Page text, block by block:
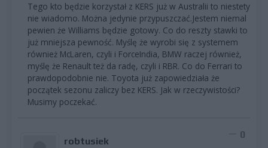
Tego kto będzie korzystał z KERS już w Australii to niestety
nie wiadomo. Można jedynie przypuszczać.Jestem niemal
pewien że Williams będzie gotowy. Co do reszty stawki to
już mniejsza pewność. Myślę że wyrobi się z systemem
również McLaren, czyli i ForceIndia, BMW raczej również,
myślę że Renault też da radę, czyli i RBR. Co do Ferrari to
prawdopodobnie nie. Toyota już zapowiedziała że
początek sezonu zaliczy bez KERS. Jak w rzeczywistości?
Musimy poczekać.
robtusiek
0